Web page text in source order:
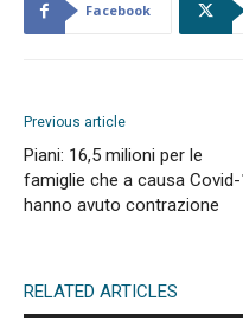
Facebook
Previous article
Piani: 16,5 milioni per le
famiglie che a causa Covid-
hanno avuto contrazione
RELATED ARTICLES